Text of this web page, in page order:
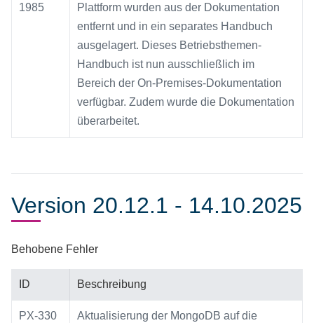
1985
Plattform wurden aus der Dokumentation
entfernt und in ein separates Handbuch
ausgelagert. Dieses Betriebsthemen-
Handbuch ist nun ausschließlich im
Bereich der On-Premises-Dokumentation
verfügbar. Zudem wurde die Dokumentation
überarbeitet.
Version 20.12.1 - 14.10.2025
Behobene Fehler
ID Beschreibung
PX-330
Aktualisierung der MongoDB auf die